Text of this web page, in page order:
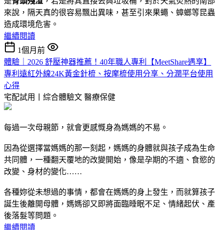
來說，隔天真的很容易飄出異味，甚至引來果蠅、蟑螂等昆蟲
造成環境危害。
繼續閱讀
1個月前
體驗｜2026 舒壓神器推薦！40年職人專利【MeetShare遇享】
專利遠紅外線24K黃金針梳、按摩梳使用分享、分潤平台使用
心得
宅配試用丨綜合體驗文 醫療保健
每過一次母親節，就會更感慨身為媽媽的不易。
因為從選擇當媽媽的那一刻起，媽媽的身體就與孩子成為生命
共同體，一種翻天覆地的改變開始，像是孕期的不適、食慾的
改變、身材的變化……
各種妳從未想過的事情，都會在媽媽的身上發生，而就算孩子
誕生後離開母體，媽媽卻又即將面臨睡眠不足、情緒起伏、產
後落髮等問題。
繼續閱讀